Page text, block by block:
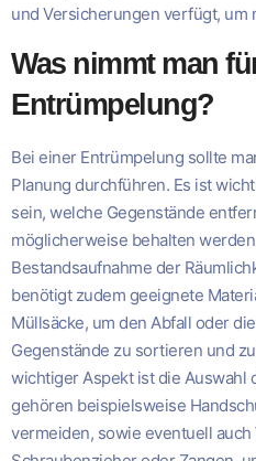
und Versicherungen verfügt, um
Was nimmt man
Entrümpelung?
Bei einer Entrümpelung sollte
Planung durchführen. Es ist
sein, welche Gegenstände
möglicherweise behalten
Bestandsaufnahme der
benötigt zudem geeignete
Müllsäcke, um den Abfall oder
Gegenstände zu sortieren und
wichtiger Aspekt ist die Auswahl
gehören beispielsweise
vermeiden, sowie eventuell auch